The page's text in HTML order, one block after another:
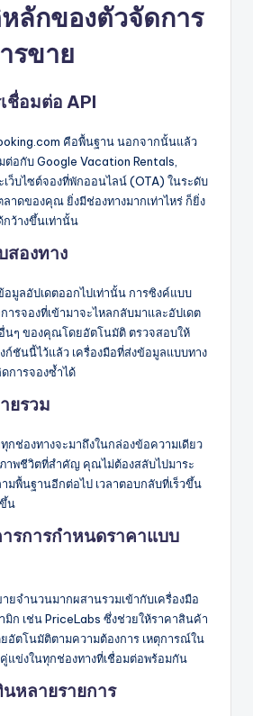
ลักของตัวจัดการ
รขาย
ชื่อมต่อ API
คือพื้นฐาน นอกจากนั้นแล้ว
ต่อกับ Google Vacation Rentals,
ว็บไซต์จองที่พักออนไลน์ (OTA) ในระดับ
าดของคุณ ยิ่งมีช่องทางมากเท่าไหร่ ก็ยิ่ง
กว้างขึ้นเท่านั้น
สองทาง
อมูลอัปเดตออกไปเท่านั้น การซิงค์แบบ
ารจองที่เข้ามาจะไหลกลับมาและอัปเดต
นๆ ของคุณโดยอัตโนมัติ ตรวจสอบให้
ก์ชันนี้ไว้แล้ว เครื่องมือที่ส่งข้อมูลแบบทาง
ดการจองซ้ำได้
ยรวม
ช่องทางจะมาถึงในกล่องข้อความเดียว
าพชีวิตที่สำคัญ คุณไม่ต้องสลับไปมาระ
มพื้นฐานอีกต่อไป เวลาตอบกลับที่เร็วขึ้น
น
รการกำหนดราคาแบบ
ยจำนวนมากผสานรวมเข้ากับเครื่องมือ
ก เช่น PriceLabs ซึ่งช่วยให้ราคาสินค้า
อัตโนมัติตามความต้องการ เหตุการณ์ใน
แข่งในทุกช่องทางที่เชื่อมต่อพร้อมกัน
หลายรายการ